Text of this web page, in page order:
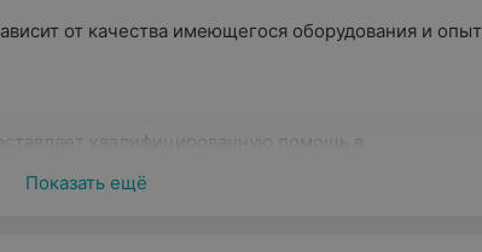
от качества имеющегося оборудования и
квалифицированную помощь в
подход к выбору расходных материалов даёт
Показать ещё